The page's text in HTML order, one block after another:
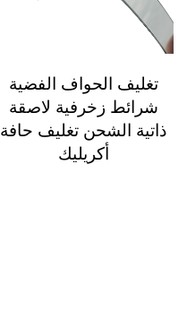
تغليف الحواف الفضية
شرائط زخرفية لاصقة
ذاتية الشحن تغليف حافة
أكريليك